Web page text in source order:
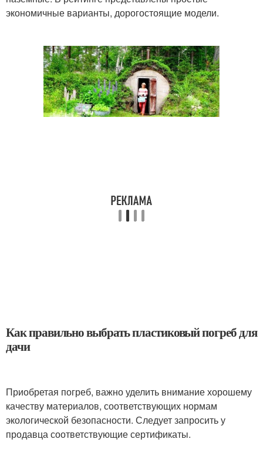
экономичные варианты, дорогостоящие модели.
Как правильно выбрать пластиковый погреб для
дачи
Приобретая погреб, важно уделить внимание хорошему
качеству материалов, соответствующих нормам
экологической безопасности. Следует запросить у
продавца соответствующие сертификаты.